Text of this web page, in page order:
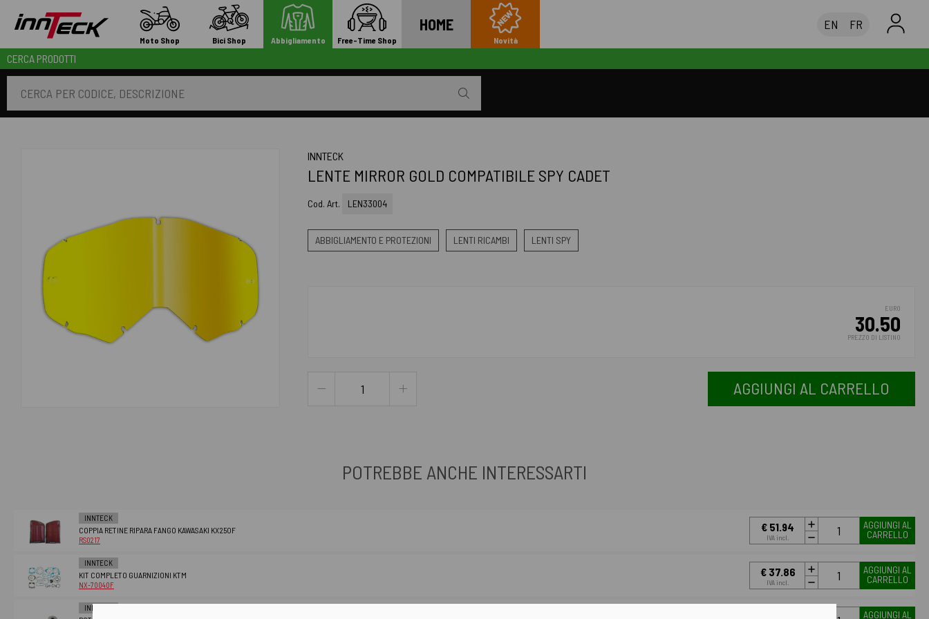
EN FR
Moto Shop Bici Shop Abbigliamento Free-Time Shop
HOME
Novità
CERCA PRODOTTI
INNTECK
LENTE MIRROR GOLD COMPATIBILE SPY CADET
Cod. Art. LEN33004
ABBIGLIAMENTO E PROTEZIONI LENTI RICAMBI LENTI SPY
EURO
30.50
PREZZO DI LISTINO
AGGIUNGI AL CARRELLO
POTREBBE ANCHE INTERESSARTI
INNTECK
COPPIA RETINE RIPARA FANGO KAWASAKI KX250F
RS0217
€ 51.94
IVA incl.
AGGIUNGI AL
CARRELLO
INNTECK
KIT COMPLETO GUARNIZIONI KTM
NX-70040F
€ 37.86
IVA incl.
AGGIUNGI AL
CARRELLO
INNTECK
AGGIUNGI AL